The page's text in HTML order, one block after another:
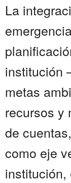
La
institución
metas
recursos y
de
como eje
institución,